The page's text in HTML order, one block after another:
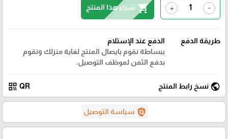
-
+
shopping_cart شراء هذا المنتج
طريقة الدفع
الدفع عند الإستلام
ببساطة نقوم بايصال المنتج لغاية منزلك وتقوم
بدفع الثمن لموظف التوصيل.
public نسخ رابط المنتج QR
qr_code
policy سياسة التوصيل